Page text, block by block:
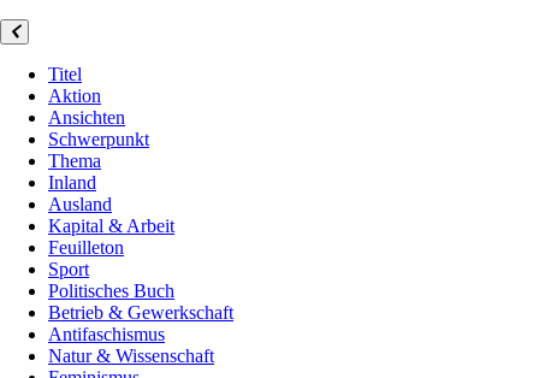
Titel
Aktion
Ansichten
Schwerpunkt
Thema
Inland
Ausland
Kapital & Arbeit
Feuilleton
Sport
Politisches Buch
Betrieb & Gewerkschaft
Antifaschismus
Natur & Wissenschaft